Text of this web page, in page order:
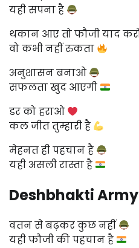
यही सपना है
थकान आए तो फौजी याद
वो कभी नहीं रुकता
अनुशासन बनाओ
सफलता खुद आएगी
डर को हराओ
कल जीत तुम्हारी है
मेहनत ही पहचान है
यही असली रास्ता है
Deshbhakti
वतन से बढ़कर कुछ नहीं
यही फौजी की पहचान है